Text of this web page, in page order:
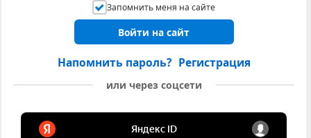
Запомнить меня на сайте
Войти на сайт
Напомнить пароль? Регистрация
или через соцсети